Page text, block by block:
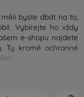
byste dbát na to,
Vybírejte ho vždy
e-shopu najdete
Ty kromě ochranné
kryt. Je určen na
kryty na mobil se